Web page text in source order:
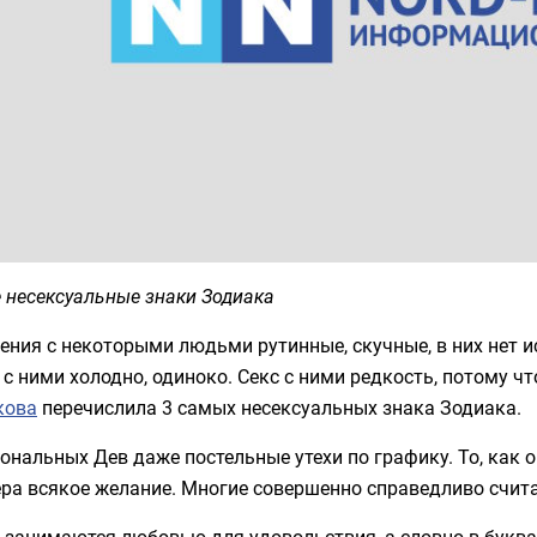
знаки Зодиака
с некоторыми людьми рутинные, скучные, в них нет
ними холодно, одиноко. Секс с ними редкость, потому
перечислила 3 самых несексуальных знака Зодиака.
Дев даже постельные утехи по графику. То, как
всякое желание. Многие совершенно справедливо